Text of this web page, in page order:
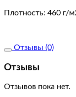
Плотность: 460 г/
Отзывы (0)
Отзывы
Отзывов пока нет.